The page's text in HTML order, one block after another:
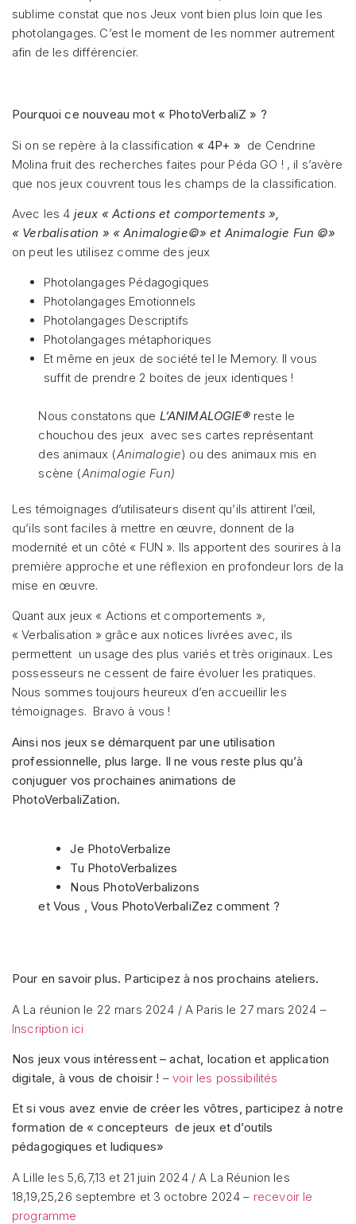
sublime constat que nos Jeux vont bien plus loin que les
photolangages. C’est le moment de les nommer autrement
afin de les différencier.
Pourquoi ce nouveau mot « PhotoVerbaliZ » ?
Si on se repère à la classification « 4P+ » de Cendrine
Molina fruit des recherches faites pour Péda GO ! , il s’avère
que nos jeux couvrent tous les champs de la classification.
Avec les 4 jeux « Actions et comportements »,
« Verbalisation » « Animalogie©» et Animalogie Fun ©»
on peut les utilisez comme des jeux
Photolangages Pédagogiques
Photolangages Emotionnels
Photolangages Descriptifs
Photolangages métaphoriques
Et même en jeux de société tel le Memory. Il vous
suffit de prendre 2 boites de jeux identiques !
Nous constatons que L’ANIMALOGIE®reste le
chouchou des jeux avec ses cartes représentant
des animaux (Animalogie) ou des animaux mis en
scène (Animalogie Fun)
Les témoignages d’utilisateurs disent qu’ils attirent l’œil,
qu’ils sont faciles à mettre en œuvre, donnent de la
modernité et un côté « FUN ». Ils apportent des sourires à la
première approche et une réflexion en profondeur lors de la
mise en œuvre.
Quant aux jeux « Actions et comportements »,
« Verbalisation » grâce aux notices livrées avec, ils
permettent un usage des plus variés et très originaux. Les
possesseurs ne cessent de faire évoluer les pratiques.
Nous sommes toujours heureux d’en accueillir les
témoignages. Bravo à vous !
Ainsi nos jeux se démarquent par une utilisation
professionnelle, plus large. Il ne vous reste plus qu’à
conjuguer vos prochaines animations de
PhotoVerbaliZation.
Je PhotoVerbalize
Tu PhotoVerbalizes
Nous PhotoVerbalizons
et Vous , Vous PhotoVerbaliZez comment ?
Pour en savoir plus. Participez à nos prochains ateliers.
A La réunion le 22 mars 2024 / A Paris le 27 mars 2024 –
Inscription ici
Nos jeux vous intéressent – achat, location et application
digitale, à vous de choisir ! –voir les possibilités
Et si vous avez envie de créer les vôtres, participez à notre
formation de « concepteurs de jeux et d’outils
pédagogiques et ludiques»
A Lille les 5,6,7,13 et 21 juin 2024 / A La Réunion les
18,19,25,26 septembre et 3 octobre 2024 – recevoir le
programme